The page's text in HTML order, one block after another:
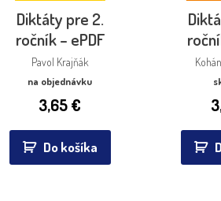
Diktáty pre 2.
ročník – ePDF
Pavol Krajňák
na objednávku
3,65€
Do košíka